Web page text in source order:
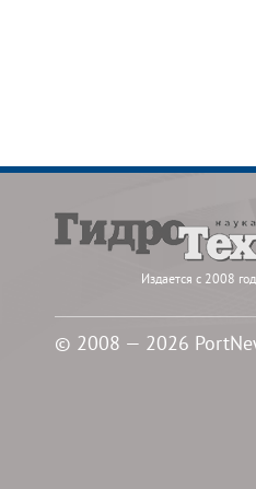
Издается с 2008
© 2008 — 2026